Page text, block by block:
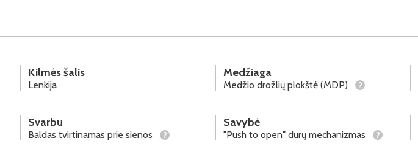
Kilmės šalis
Lenkija
Medžiaga
Medžio drožlių plokštė (MDP) ?
Svarbu
Baldas tvirtinamas prie sienos ?
Savybė
"Push to open" durų mechanizmas ?